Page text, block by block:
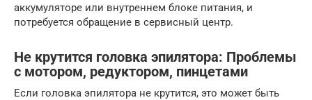
аккумуляторе или внутреннем блоке питания, и
потребуется обращение в сервисный центр.
Не крутится головка эпилятора: Проблемы
с мотором, редуктором, пинцетами
Если головка эпилятора не крутится, это может быть